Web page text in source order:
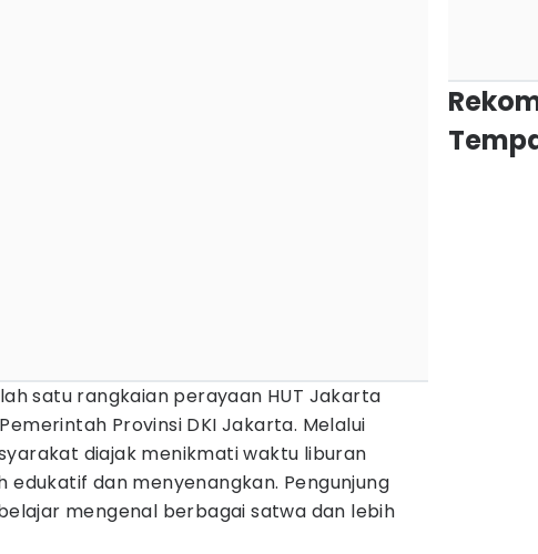
satu rangkaian perayaan HUT Jakarta
Provinsi DKI Jakarta. Melalui
diajak menikmati waktu liburan
edukatif dan menyenangkan. Pengunjung
mengenal berbagai satwa dan lebih